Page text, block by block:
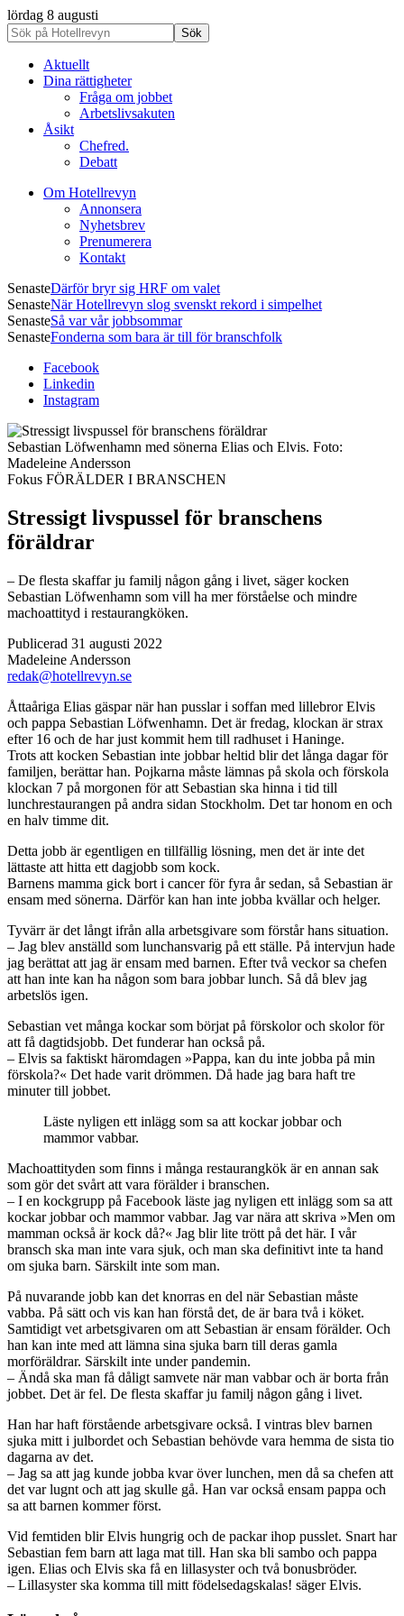
lördag 8 augusti
Aktuellt
Dina rättigheter
Fråga om jobbet
Arbetslivsakuten
Åsikt
Chefred.
Debatt
Om Hotellrevyn
Annonsera
Nyhetsbrev
Prenumerera
Kontakt
SenasteDärför bryr sig HRF om valet
SenasteNär Hotellrevyn slog svenskt rekord i simpelhet
SenasteSå var vår jobbsommar
SenasteFonderna som bara är till för branschfolk
Facebook
Linkedin
Instagram
Sebastian Löfwenhamn med sönerna Elias och Elvis. Foto:
Madeleine Andersson
Fokus FÖRÄLDER I BRANSCHEN
Stressigt livspussel för branschens
föräldrar
– De flesta skaffar ju familj någon gång i livet, säger kocken
Sebastian Löfwenhamn som vill ha mer förståelse och mindre
machoattityd i restaurangköken.
Publicerad 31 augusti 2022
Madeleine Andersson
redak@hotellrevyn.se
Åttaåriga Elias gäspar när han pusslar i soffan med lillebror Elvis
och pappa Sebastian Löfwenhamn. Det är fredag, klockan är strax
efter 16 och de har just kommit hem till radhuset i Haninge.
Trots att kocken Sebastian inte jobbar heltid blir det långa dagar för
familjen, berättar han. Pojkarna måste lämnas på skola och förskola
klockan 7 på morgonen för att Sebastian ska hinna i tid till
lunchrestaurangen på andra sidan Stockholm. Det tar honom en och
en halv timme dit.
Detta jobb är egentligen en tillfällig lösning, men det är inte det
lättaste att hitta ett dagjobb som kock.
Barnens mamma gick bort i cancer för fyra år sedan, så Sebastian är
ensam med sönerna. Därför kan han inte jobba kvällar och helger.
Tyvärr är det långt ifrån alla arbetsgivare som förstår hans situation.
– Jag blev anställd som lunchansvarig på ett ställe. På intervjun hade
jag berättat att jag är ensam med barnen. Efter två veckor sa chefen
att han inte kan ha någon som bara jobbar lunch. Så då blev jag
arbetslös igen.
Sebastian vet många kockar som börjat på förskolor och skolor för
att få dagtidsjobb. Det funderar han också på.
– Elvis sa faktiskt häromdagen »Pappa, kan du inte jobba på min
förskola?« Det hade varit drömmen. Då hade jag bara haft tre
minuter till jobbet.
Läste nyligen ett inlägg som sa att kockar jobbar och
mammor vabbar.
Machoattityden som finns i många restaurangkök är en annan sak
som gör det svårt att vara förälder i branschen.
– I en kockgrupp på Facebook läste jag nyligen ett inlägg som sa att
kockar jobbar och mammor vabbar. Jag var nära att skriva »Men om
mamman också är kock då?« Jag blir lite trött på det här. I vår
bransch ska man inte vara sjuk, och man ska definitivt inte ta hand
om sjuka barn. Särskilt inte som man.
På nuvarande jobb kan det knorras en del när Sebastian måste
vabba. På sätt och vis kan han förstå det, de är bara två i köket.
Samtidigt vet arbets­givaren om att Sebastian är ensam förälder. Och
han kan inte med att lämna sina sjuka barn till deras gamla
morföräldrar. Särskilt inte under pandemin.
– Ändå ska man få dåligt samvete när man vabbar och är borta från
jobbet. Det är fel. De flesta skaffar ju familj någon gång i livet.
Han har haft förstående arbetsgivare också. I vintras blev barnen
sjuka mitt i julbordet och Sebastian behövde vara hemma de sista tio
dagarna av det.
– Jag sa att jag kunde jobba kvar över lunchen, men då sa chefen att
det var lugnt och att jag skulle gå. Han var också ensam pappa och
sa att barnen kommer först.
Vid femtiden blir Elvis hungrig och de packar ihop pusslet. Snart har
Sebastian fem barn att laga mat till. Han ska bli sambo och pappa
igen. Elias och Elvis ska få en lillasyster och två bonusbröder.
– Lillasyster ska komma till mitt födelsedagskalas! säger Elvis.